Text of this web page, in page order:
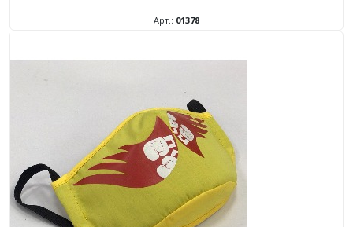
Арт.: 01378